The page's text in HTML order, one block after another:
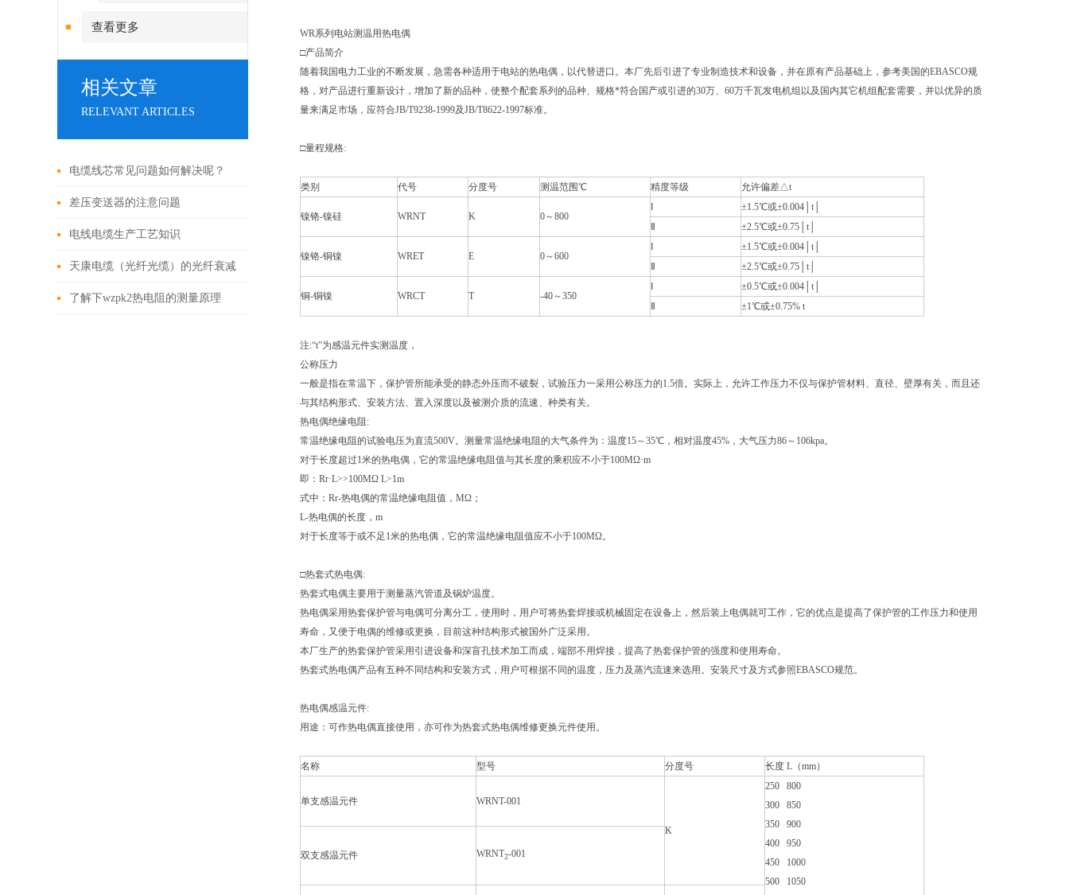
查看更多
相关文章
RELEVANT ARTICLES
电缆线芯常见问题如何解决呢？
差压变送器的注意问题
电线电缆生产工艺知识
天康电缆（光纤光缆）的光纤衰减
原因
了解下wzpk2热电阻的测量原理
WR系列电站测温用热电偶
□产品简介
随着我国电力工业的不断发展，急需各种适用于电站的热电偶，以代替进口。本厂先后引进了专业制造技术和设备，并在原有产品基础上，参考美国的EBASCO规
格，对产品进行重新设计，增加了新的品种，使整个配套系列的品种、规格*符合国产或引进的30万、60万千瓦发电机组以及国内其它机组配套需要，并以优异的质
量来满足市场，应符合JB/T9238-1999及JB/T8622-1997标准。
□量程规格:
类别 代号 分度号 测温范围℃ 精度等级 允许偏差△t
镍铬-镍硅 WRNT K 0～800
±1.5℃或±0.004│t│
±2.5℃或±0.75│t│
镍铬-铜镍 WRET E 0～600
±1.5℃或±0.004│t│
±2.5℃或±0.75│t│
铜-铜镍 WRCT T -40～350
±0.5℃或±0.004│t│
±1℃或±0.75% t
注:“t”为感温元件实测温度，
公称压力
一般是指在常温下，保护管所能承受的静态外压而不破裂，试验压力一采用公称压力的1.5倍。实际上，允许工作压力不仅与保护管材料、直径、壁厚有关，而且还
与其结构形式、安装方法、置入深度以及被测介质的流速、种类有关。
热电偶绝缘电阻:
常温绝缘电阻的试验电压为直流500V。测量常温绝缘电阻的大气条件为：温度15～35℃，相对温度45%，大气压力86～106kpa。
对于长度超过1米的热电偶，它的常温绝缘电阻值与其长度的乘积应不小于100MΩ·m
即：Rr·L>>100MΩ L>1m
式中：Rr-热电偶的常温绝缘电阻值，MΩ；
L-热电偶的长度，m
对于长度等于或不足1米的热电偶，它的常温绝缘电阻值应不小于100MΩ。
□热套式热电偶:
热套式电偶主要用于测量蒸汽管道及锅炉温度。
热电偶采用热套保护管与电偶可分离分工，使用时，用户可将热套焊接或机械固定在设备上，然后装上电偶就可工作，它的优点是提高了保护管的工作压力和使用
寿命，又便于电偶的维修或更换，目前这种结构形式被国外广泛采用。
本厂生产的热套保护管采用引进设备和深盲孔技术加工而成，端部不用焊接，提高了热套保护管的强度和使用寿命。
热套式热电偶产品有五种不同结构和安装方式，用户可根据不同的温度，压力及蒸汽流速来选用。安装尺寸及方式参照EBASCO规范。
热电偶感温元件:
用途：可作热电偶直接使用，亦可作为热套式热电偶维修更换元件使用。
名称 型号 分度号 长度 L（mm）
单支感温元件 WRNT-001
K
250 800
300 850
350 900
400 950
450 1000
500 1050
双支感温元件 WRNT2-001